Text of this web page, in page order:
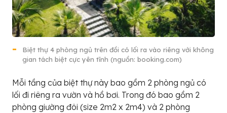
Biệt thự 4 phòng ngủ trên đồi có lối ra vào riêng với không
gian tách biệt cực yên tĩnh (nguồn: booking.com)
Mỗi tầng của biệt thự này bao gồm 2 phòng ngủ có
lối đi riêng ra vườn và hồ bơi. Trong đó bao gồm 2
phòng giường đôi (size 2m2 x 2m4) và 2 phòng